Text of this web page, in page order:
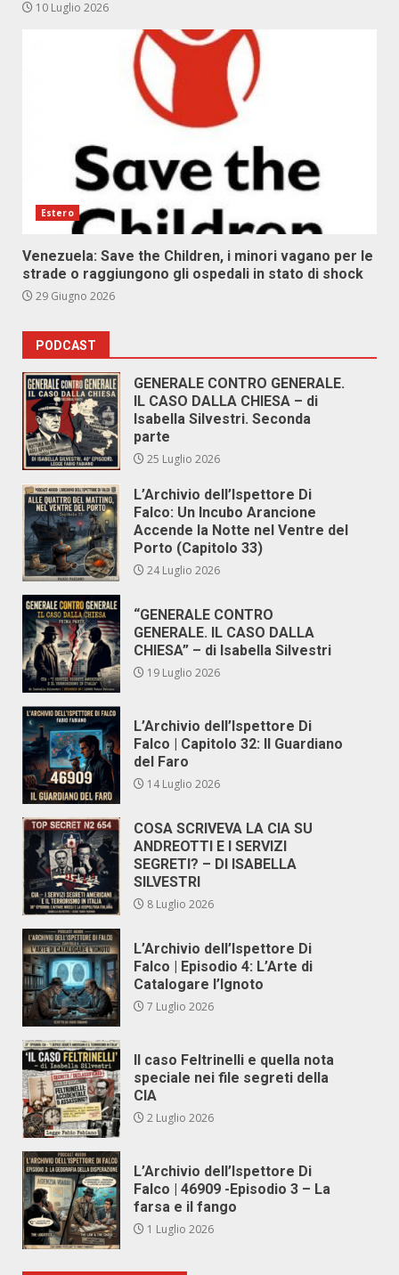
10 Luglio 2026
Estero
Venezuela: Save the Children, i minori vagano per le
strade o raggiungono gli ospedali in stato di shock
29 Giugno 2026
PODCAST
GENERALE CONTRO GENERALE.
IL CASO DALLA CHIESA – di
Isabella Silvestri. Seconda
parte
25 Luglio 2026
L’Archivio dell’Ispettore Di
Falco: Un Incubo Arancione
Accende la Notte nel Ventre del
Porto (Capitolo 33)
24 Luglio 2026
“GENERALE CONTRO
GENERALE. IL CASO DALLA
CHIESA” – di Isabella Silvestri
19 Luglio 2026
L’Archivio dell’Ispettore Di
Falco | Capitolo 32: Il Guardiano
del Faro
14 Luglio 2026
COSA SCRIVEVA LA CIA SU
ANDREOTTI E I SERVIZI
SEGRETI? – DI ISABELLA
SILVESTRI
8 Luglio 2026
L’Archivio dell’Ispettore Di
Falco | Episodio 4: L’Arte di
Catalogare l’Ignoto
7 Luglio 2026
Il caso Feltrinelli e quella nota
speciale nei file segreti della
CIA
2 Luglio 2026
L’Archivio dell’Ispettore Di
Falco | 46909 -Episodio 3 – La
farsa e il fango
1 Luglio 2026